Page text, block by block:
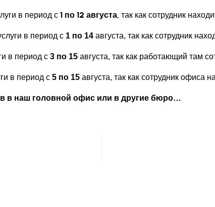
в период с 1 по 12 августа, так как сотрудник
в период с 1 по 14 августа, так как сотрудник
в период с 3 по 15 августа, так как работающий там
в период с 5 по 15 августа, так как сотрудник офиса
в наш головной офис или в другие бюро…